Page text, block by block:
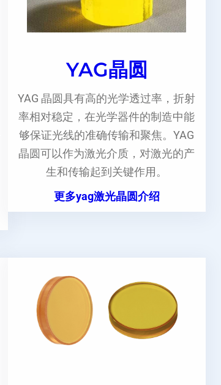
YAG晶圆
YAG 晶圆具有高的光学透过率，折射
率相对稳定，在光学器件的制造中能
够保证光线的准确传输和聚焦。YAG
晶圆可以作为激光介质，对激光的产
生和传输起到关键作用。
更多yag激光晶圆介绍